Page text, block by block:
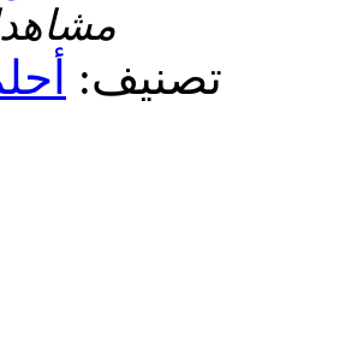
13935
تصنيف: